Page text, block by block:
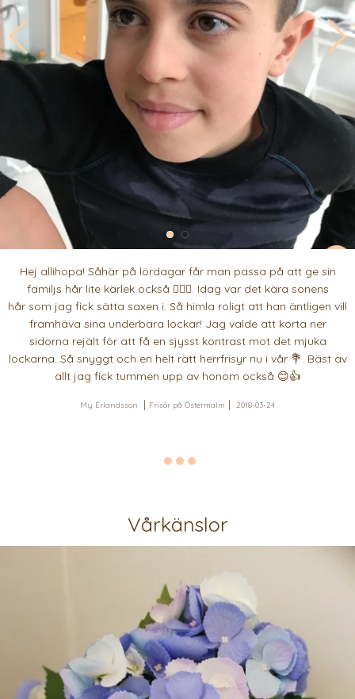
Hej allihopa! Såhär på lördagar får man passa på att ge sin
familjs hår lite kärlek också 💇🏻‍♂️. Idag var det kära sonens
hår som jag fick sätta saxen i. Så himla roligt att han äntligen vill
framhäva sina underbara lockar! Jag valde att korta ner
sidorna rejält för att få en sjysst kontrast mot det mjuka
lockarna. Så snyggt och en helt rätt herrfrisyr nu i vår 💐. Bäst av
allt jag fick tummen upp av honom också 😊👍
My Erlandsson Frisör på Östermalm 2018-03-24
Vårkänslor